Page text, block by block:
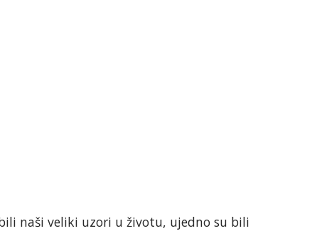
naši veliki uzori u životu, ujedno su bili